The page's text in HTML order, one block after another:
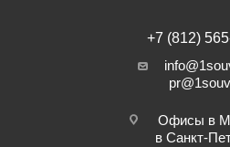
+7 (812)
Офисы в
в Санкт-